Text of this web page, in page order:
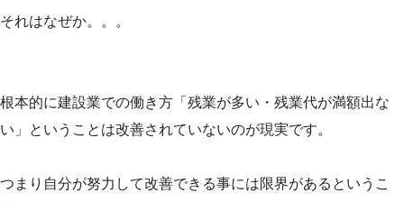
それはなぜか。。。
根本的に建設業での働き方「残業が多い・残業代が満額出な
い」ということは改善されていないのが現実です。
つまり自分が努力して改善できる事には限界があるというこ